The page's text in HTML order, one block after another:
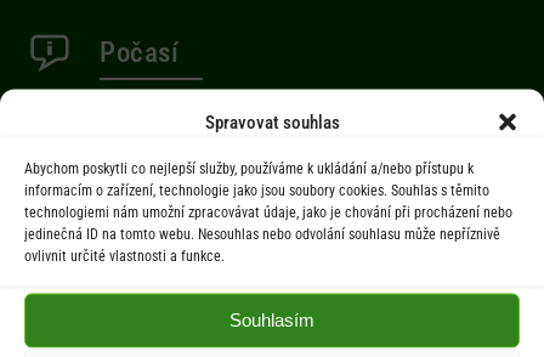
Spravovat souhlas
Abychom poskytli co nejlepší služby, používáme k ukládání a/nebo přístupu k
informacím o zařízení, technologie jako jsou soubory cookies. Souhlas s těmito
technologiemi nám umožní zpracovávat údaje, jako je chování při procházení nebo
jedinečná ID na tomto webu. Nesouhlas nebo odvolání souhlasu může nepříznivě
ovlivnit určité vlastnosti a funkce.
Souhlasím
Počasí
Aktuální informace o počasí z meteostanice (Brňov) vzdálené 2km od
Menu
Úřední deska